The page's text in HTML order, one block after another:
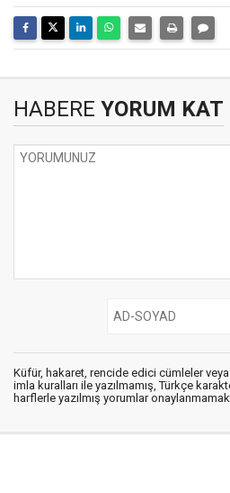
HABERE YORUM KAT
Küfür, hakaret, rencide edici cümleler veya
imla kuralları ile yazılmamış, Türkçe
harflerle yazılmış yorumlar